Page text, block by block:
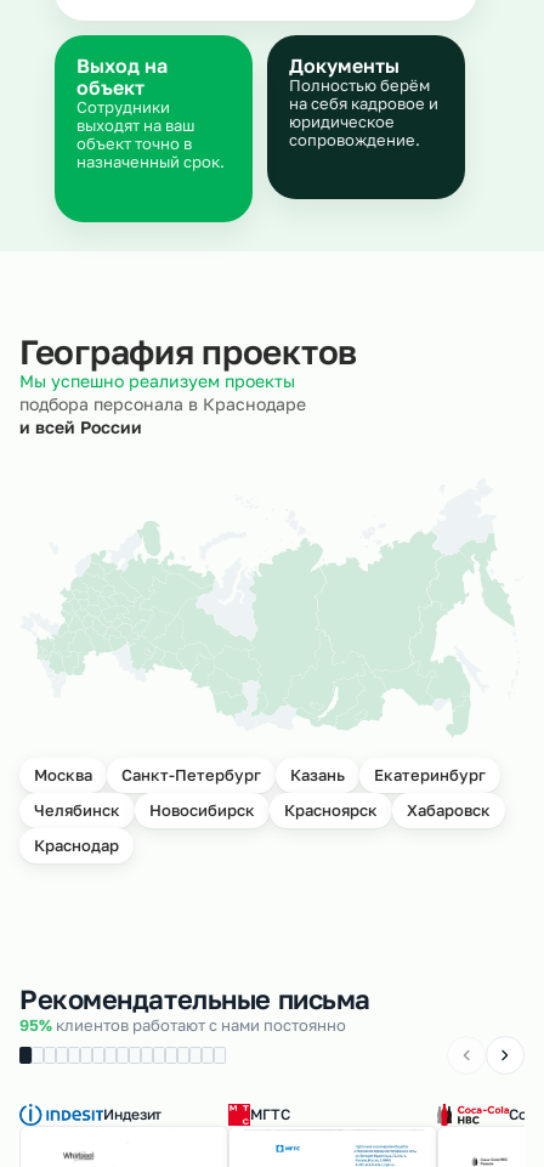
Документы
Полностью берём
на себя кадровое и
юридическое
сопровождение.
Выход на
объект
Сотрудники
выходят на ваш
объект точно в
назначенный срок.
География проектов
Мы успешно реализуем проекты
подбора персонала в Краснодаре
и всей России
Москва Санкт-Петербург Казань
Екатеринбург
Челябинск
Новосибирск Красноярск
Хабаровск
Краснодар
Рекомендательные письма
95% клиентов работают с нами постоянно
Индезит МГТС